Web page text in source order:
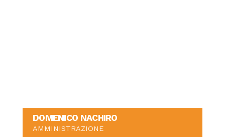
DOMENICO NACHIRO
AMMINISTRAZIONE